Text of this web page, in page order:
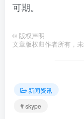
可期。
© 版权声明
文章版权归作者所有，未
新闻资讯
# skype